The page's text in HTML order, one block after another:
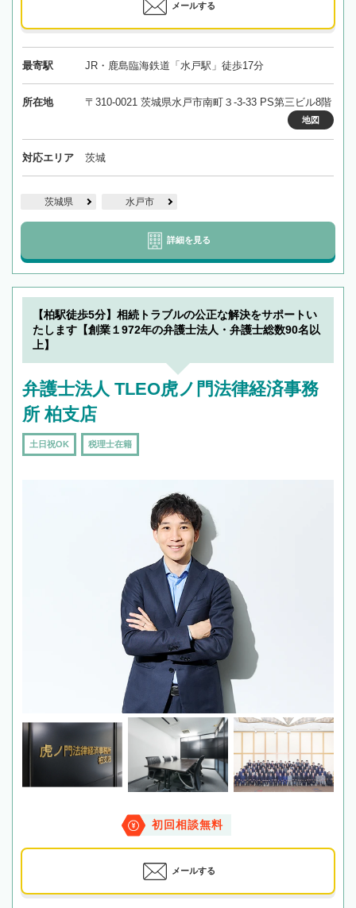
メールする
最寄駅 JR・鹿島臨海鉄道「水戸駅」徒歩17分
所在地 〒310-0021 茨城県水戸市南町３-3-33 PS第三ビル8階
地図
対応エリア 茨城
茨城県 水戸市
詳細を見る
【柏駅徒歩5分】相続トラブルの公正な解決をサポートい
たします【創業１972年の弁護士法人・弁護士総数90名以
上】
弁護士法人 TLEO虎ノ門法律経済事務
所 柏支店
土日祝OK 税理士在籍
初回相談無料
メールする